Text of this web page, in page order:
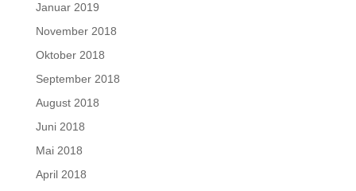
Januar 2019
November 2018
Oktober 2018
September 2018
August 2018
Juni 2018
Mai 2018
April 2018